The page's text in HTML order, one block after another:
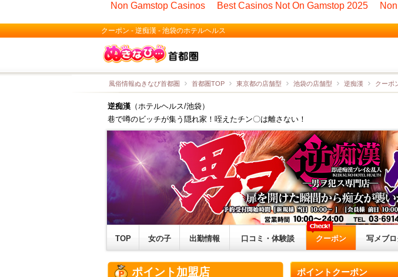
Non Gamstop Casinos Best Casinos Not On Gamstop 2025
クーポン - 逆痴漢 - 池袋のホテルヘルス
風俗情報ぬきなび首都圏 首都圏TOP 東京都の店舗型 池袋の店舗型 逆痴漢 クーポ
逆痴漢 （ホテルヘルス/池袋）
巷で噂のビッチが集う隠れ家！咥えたチン〇は離さない！
TOP 女の子 出勤情報 口コミ・体験談 クーポン 写メブ
ポイント加盟店 ポイントクーポン